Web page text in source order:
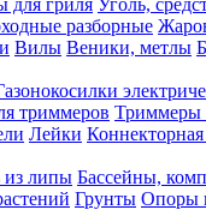
разборные
Вилы Веники, метлы
триммеров Триммеры
Лейки
из липы Бассейны,
Грунты Опоры